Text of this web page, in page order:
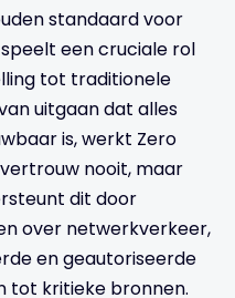
standaard voor
een cruciale rol
tot traditionele
uitgaan dat alles
is, werkt Zero
nooit, maar
dit door
over netwerkverkeer,
en geautoriseerde
tot kritieke bronnen.